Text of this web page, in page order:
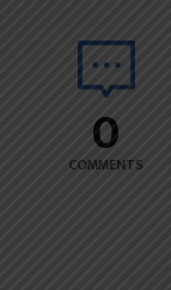
0
COMMENTS